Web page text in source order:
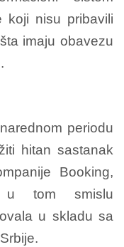
koji nisu pribavili
imaju obavezu
periodu
hitan sastanak
Booking,
tom smislu
u skladu sa